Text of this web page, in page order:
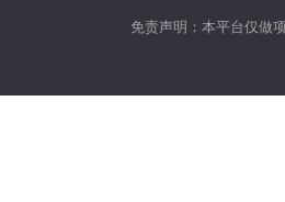
免责声明：本平台仅做